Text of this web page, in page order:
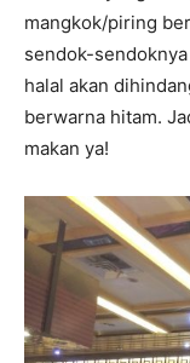
mangkok/piring
sendok-
halal akan
berwarna hitam.
makan ya!